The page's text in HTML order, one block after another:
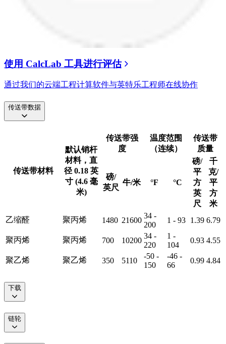
使用 CalcLab 工具进行评估
通过我们的云端工程计算软件与英特乐工程师在线协作
传送带数据
传送带材料
默认销杆
材料，直
径 0.18 英
寸 (4.6 毫
米)
传送带强
度
温度范围
（连续）
传送带
质量
磅/
英尺
牛/米 °F °C
磅/
平
方
英
尺
千
克/
平
方
米
乙缩醛
聚丙烯 1480 21600
34 -
200
1 - 93 1.39 6.79
聚丙烯 聚丙烯 700 10200
34 -
220
1 -
104
0.93 4.55
聚乙烯 聚乙烯 350 5110
-50 -
150
-46 -
66
0.99 4.84
下载
链轮